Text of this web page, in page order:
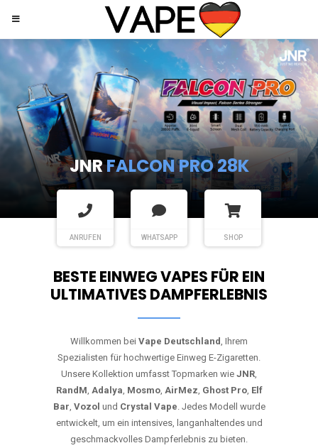
JNRSHISHA HOOKAH MAX
ANRUFEN WHATSAPP SHOP
BESTE EINWEG VAPES FÜR EIN
ULTIMATIVES DAMPFERLEBNIS
Willkommen bei Vape Deutschland, Ihrem
Spezialisten für hochwertige Einweg E-Zigaretten.
Unsere Kollektion umfasst Topmarken wie JNR,
RandM, Adalya, Mosmo, AirMez, Ghost Pro, Elf
Bar, Vozol und Crystal Vape. Jedes Modell wurde
entwickelt, um ein intensives, langanhaltendes und
geschmackvolles Dampferlebnis zu bieten.